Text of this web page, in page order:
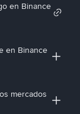
en Binance
en Binance
mercados